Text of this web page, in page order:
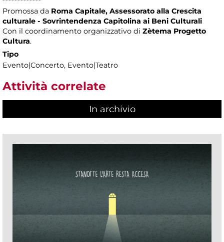
Promossa da Roma Capitale, Assessorato alla Crescita
culturale - Sovrintendenza Capitolina ai Beni Culturali
Con il coordinamento organizzativo di Zètema Progetto
Cultura.
Tipo
Evento|Concerto, Evento|Teatro
Attività correlate
In archivio